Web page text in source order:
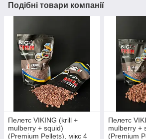
Подібні товари компанії
Пелетс VIKING (krill +
mulberry + squid)
(Premium Pellets), мікс 4
Пелетс
mulberry +
(Premium